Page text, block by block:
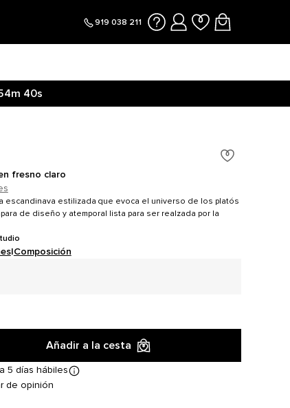
919 038 211
40s
fresno claro
escandinava estilizada que evoca el universo de los platós
de diseño y atemporal lista para ser realzada por la
|Composición
Añadir a la cesta
5 días hábiles
de opinión